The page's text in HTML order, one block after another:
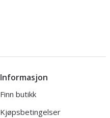
Informasjon
Finn butikk
Kjøpsbetingelser